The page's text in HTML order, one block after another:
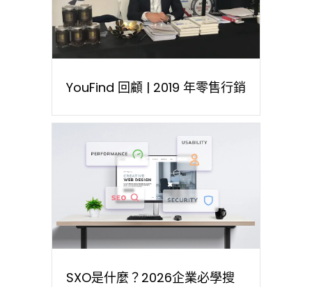
YouFind 回顧 | 2019 年零售行銷
SXO是什麼？2026企業必學搜